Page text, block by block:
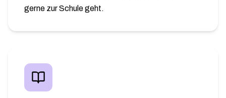
gerne zur Schule geht.